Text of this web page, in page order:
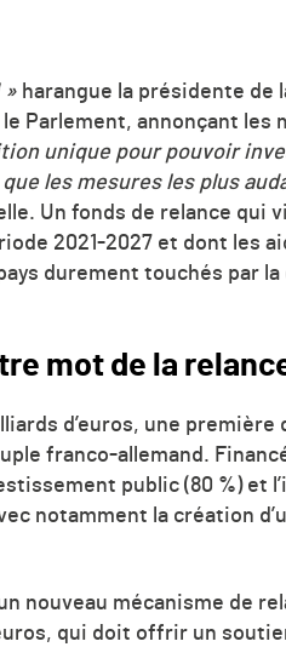
» harangue la présidente de
Parlement, annonçant les
unique pour pouvoir
que les mesures les plus
Un fonds de relance qui
2021-2027 et dont les
durement touchés par
mot de la
d’euros, une
franco-allemand.
public (80 %) et
notamment la création
nouveau mécanisme de
qui doit offrir un